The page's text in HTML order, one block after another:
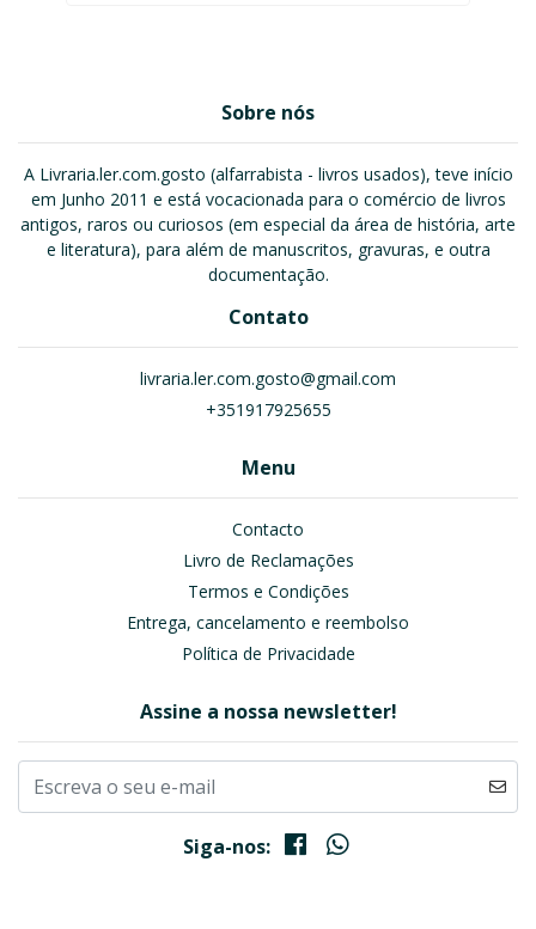
Sobre nós
A Livraria.ler.com.gosto (alfarrabista - livros usados), teve início
em Junho 2011 e está vocacionada para o comércio de livros
antigos, raros ou curiosos (em especial da área de história, arte
e literatura), para além de manuscritos, gravuras, e outra
documentação.
Contato
livraria.ler.com.gosto@gmail.com
+351917925655
Menu
Contacto
Livro de Reclamações
Termos e Condições
Entrega, cancelamento e reembolso
Política de Privacidade
Assine a nossa newsletter!
Siga-nos: